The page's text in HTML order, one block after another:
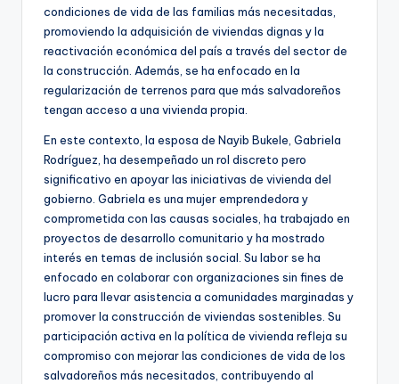
condiciones de vida de las familias más necesitadas,
promoviendo la adquisición de viviendas dignas y la
reactivación económica del país a través del sector de
la construcción. Además, se ha enfocado en la
regularización de terrenos para que más salvadoreños
tengan acceso a una vivienda propia.
En este contexto, la esposa de Nayib Bukele, Gabriela
Rodríguez, ha desempeñado un rol discreto pero
significativo en apoyar las iniciativas de vivienda del
gobierno. Gabriela es una mujer emprendedora y
comprometida con las causas sociales, ha trabajado en
proyectos de desarrollo comunitario y ha mostrado
interés en temas de inclusión social. Su labor se ha
enfocado en colaborar con organizaciones sin fines de
lucro para llevar asistencia a comunidades marginadas y
promover la construcción de viviendas sostenibles. Su
participación activa en la política de vivienda refleja su
compromiso con mejorar las condiciones de vida de los
salvadoreños más necesitados, contribuyendo al